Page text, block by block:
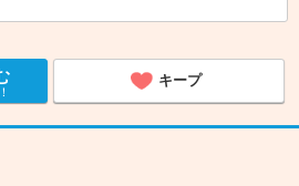
キープ